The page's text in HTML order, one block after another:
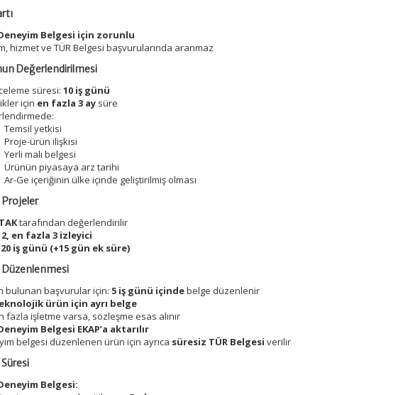
Belgesi için zorunlu
hizmet ve TÜR Belgesi başvurularında aranmaz
Değerlendirilmesi
süresi:10 iş günü
için en fazla 3 ay süre
Temsil yetkisi
Proje-ürün ilişkisi
Yerli malı belgesi
Ürünün piyasaya arz tarihi
Ar-Ge içeriğinin ülke içinde geliştirilmiş olması
Projeler
tarafından değerlendirilir
2, en fazla 3 izleyici
20 iş günü (+15 gün ek süre)
bulunan başvurular için: 5 iş günü içindebelge düzenlenir
ürün için ayrı belge
fazla işletme varsa, sözleşme esas alınır
Belgesi EKAP’a aktarılır
belgesi düzenlenen ürün için ayrıca süresiz TÜR Belgesi verilir
Belgesi: